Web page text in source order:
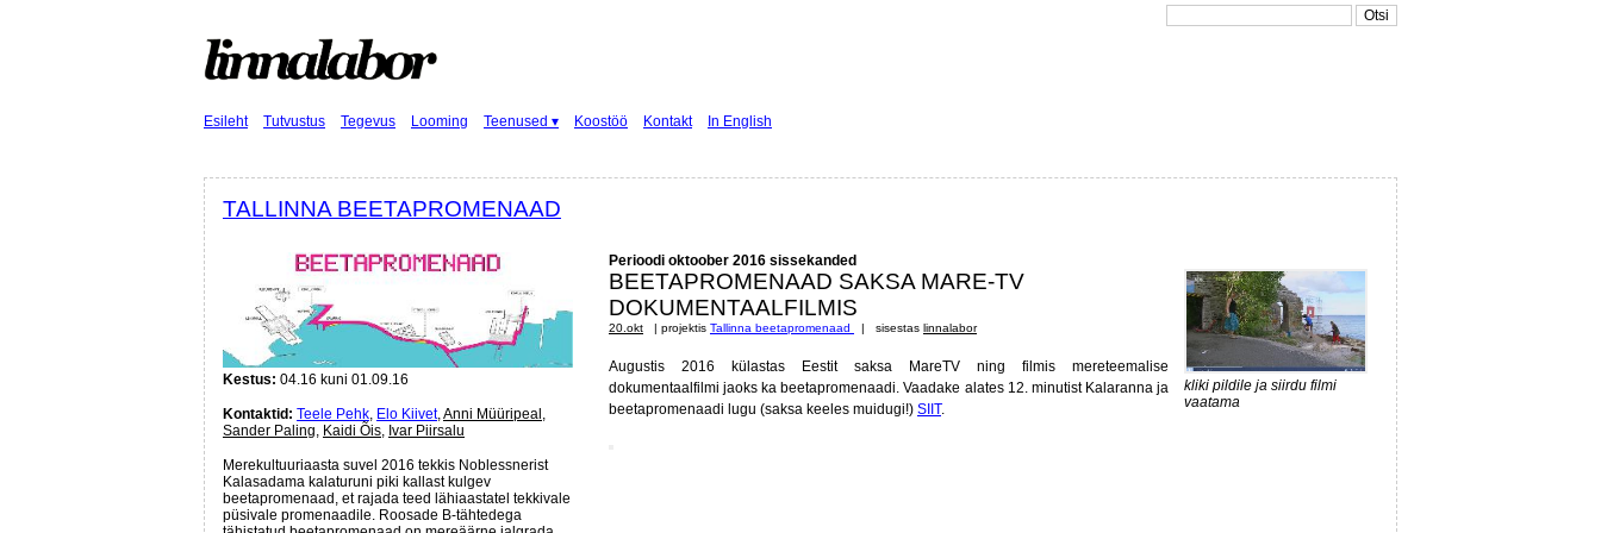
Esileht Tutvustus Tegevus Looming Teenused ▾ Koostöö Kontakt In English
TALLINNA BEETAPROMENAAD
Kestus: 04.16 kuni 01.09.16
Kontaktid: Teele Pehk, Elo Kiivet,Anni Müüripeal ,
Sander Paling, Kaidi Õis, Ivar Piirsalu
Merekultuuriaasta suvel 2016 tekkis Noblessnerist
Kalasadama kalaturuni piki kallast kulgev
beetapromenaad, et rajada teed lähiaastatel tekkivale
püsivale promenaadile. Roosade B-tähtedega
Perioodi oktoober 2016 sissekanded
BEETAPROMENAAD SAKSA MARE-TV
DOKUMENTAALFILMIS
20.okt | projektis Tallinna beetapromenaad | sisestas linnalabor
Augustis 2016 külastas Eestit saksa MareTV ning filmis mereteemalise
dokumentaalfilmi jaoks ka beetapromenaadi. Vaadake alates 12. minutist Kalaranna ja
beetapromenaadi lugu (saksa keeles muidugi!) SIIT.
kliki pildile ja siirdu filmi
vaatama